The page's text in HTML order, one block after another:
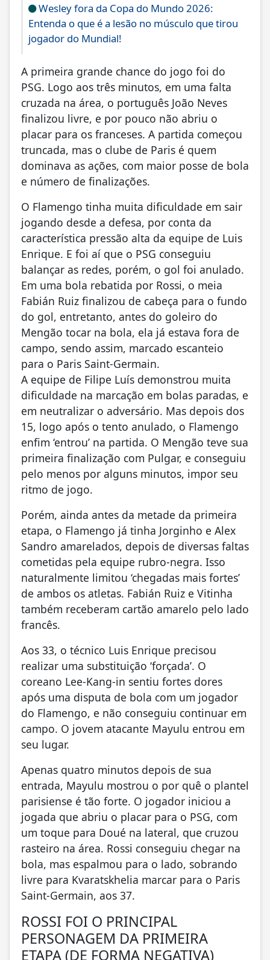
Wesley fora da Copa do Mundo 2026:
Entenda o que é a lesão no músculo que tirou
jogador do Mundial!
A primeira grande chance do jogo foi do
PSG. Logo aos três minutos, em uma falta
cruzada na área, o português João Neves
finalizou livre, e por pouco não abriu o
placar para os franceses. A partida começou
truncada, mas o clube de Paris é quem
dominava as ações, com maior posse de bola
e número de finalizações.
O Flamengo tinha muita dificuldade em sair
jogando desde a defesa, por conta da
característica pressão alta da equipe de Luis
Enrique. E foi aí que o PSG conseguiu
balançar as redes, porém, o gol foi anulado.
Em uma bola rebatida por Rossi, o meia
Fabián Ruiz finalizou de cabeça para o fundo
do gol, entretanto, antes do goleiro do
Mengão tocar na bola, ela já estava fora de
campo, sendo assim, marcado escanteio
para o Paris Saint-Germain.
A equipe de Filipe Luís demonstrou muita
dificuldade na marcação em bolas paradas, e
em neutralizar o adversário. Mas depois dos
15, logo após o tento anulado, o Flamengo
enfim ‘entrou’ na partida. O Mengão teve sua
primeira finalização com Pulgar, e conseguiu
pelo menos por alguns minutos, impor seu
ritmo de jogo.
Porém, ainda antes da metade da primeira
etapa, o Flamengo já tinha Jorginho e Alex
Sandro amarelados, depois de diversas faltas
cometidas pela equipe rubro-negra. Isso
naturalmente limitou ‘chegadas mais fortes’
de ambos os atletas. Fabián Ruiz e Vitinha
também receberam cartão amarelo pelo lado
francês.
Aos 33, o técnico Luis Enrique precisou
realizar uma substituição ‘forçada’. O
coreano Lee-Kang-in sentiu fortes dores
após uma disputa de bola com um jogador
do Flamengo, e não conseguiu continuar em
campo. O jovem atacante Mayulu entrou em
seu lugar.
Apenas quatro minutos depois de sua
entrada, Mayulu mostrou o por quê o plantel
parisiense é tão forte. O jogador iniciou a
jogada que abriu o placar para o PSG, com
um toque para Doué na lateral, que cruzou
rasteiro na área. Rossi conseguiu chegar na
bola, mas espalmou para o lado, sobrando
livre para Kvaratskhelia marcar para o Paris
Saint-Germain, aos 37.
ROSSI FOI O PRINCIPAL
PERSONAGEM DA PRIMEIRA
ETAPA (DE FORMA NEGATIVA)